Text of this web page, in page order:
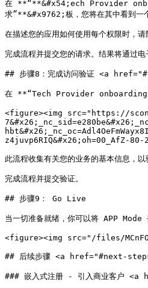
在 **“**&#x54;ech Provider
求”**&#x9762;板，您将在其中看到一
在描述您的应用如何使用每个权限时，
完成流程并提交您的请求。结果将通
## 步骤8：完成访问验证 <a
在 **“Tech Provider
<figure><img src="https://
z4juvp6RIQ&#x26;oh=00_AfZ-
此流程收集有关您的业务的基本信息，以
完成流程并提交验证。
## 步骤9： Go Live
当一切准备就绪，你可以将 APP Mode
<figure><img src="/files/
## 后续步骤 <a href="#next-
### 嵌入式注册 - 引入商业客户